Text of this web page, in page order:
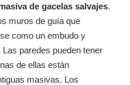
de gacelas salvajes.
muros de guía que
como un embudo y
paredes pueden tener
de ellas están
masivas. Los